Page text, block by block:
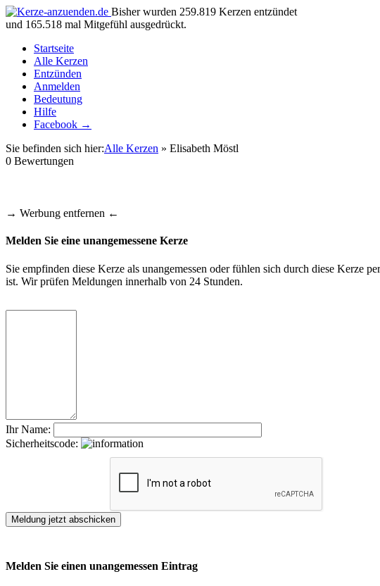
Bisher wurden 259.819 Kerzen entzündet
und 165.518 mal Mitgefühl ausgedrückt.
Startseite
Alle Kerzen
Entzünden
Anmelden
Bedeutung
Hilfe
Facebook →
Sie befinden sich hier:Alle Kerzen » Elisabeth Möstl
0 Bewertungen
→ Werbung entfernen ←
Melden Sie eine unangemessene Kerze
Sie empfinden diese Kerze als unangemessen oder fühlen sich durch diese Kerze
ist. Wir prüfen Meldungen innerhalb von 24 Stunden.
Ihr Name:
Sicherheitscode:
Melden Sie einen unangemessen Eintrag